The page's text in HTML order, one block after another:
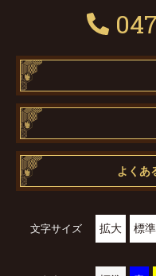
よくあ
文字サイズ 拡大 標準